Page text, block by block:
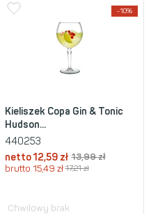
-10%
Kieliszek Copa Gin & Tonic
Hudson...
440253
netto 12,59 zł 13,99zł
brutto 15,49 zł 17,21zł
Chwilowy brak